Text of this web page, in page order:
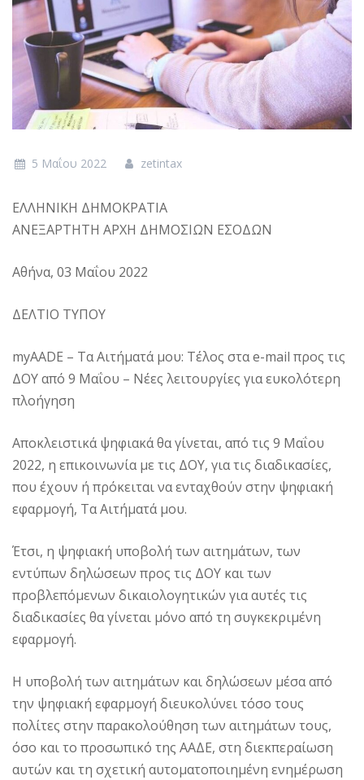
5 Μαΐου 2022 zetintax
ΕΛΛΗΝΙΚΗ ΔΗΜΟΚΡΑΤΙΑ
ΑΝΕΞΑΡΤΗΤΗ ΑΡΧΗ ΔΗΜΟΣΙΩΝ ΕΣΟΔΩΝ
Αθήνα, 03 Μαΐου 2022
ΔΕΛΤΙΟ ΤΥΠΟΥ
myAADE – Τα Αιτήματά μου: Τέλος στα e-mail προς τις
ΔΟΥ από 9 Μαΐου – Νέες λειτουργίες για ευκολότερη
πλοήγηση
Αποκλειστικά ψηφιακά θα γίνεται, από τις 9 Μαΐου
2022, η επικοινωνία με τις ΔΟΥ, για τις διαδικασίες,
που έχουν ή πρόκειται να ενταχθούν στην ψηφιακή
εφαρμογή, Τα Αιτήματά μου.
Έτσι, η ψηφιακή υποβολή των αιτημάτων, των
εντύπων δηλώσεων προς τις ΔΟΥ και των
προβλεπόμενων δικαιολογητικών για αυτές τις
διαδικασίες θα γίνεται μόνο από τη συγκεκριμένη
εφαρμογή.
Η υποβολή των αιτημάτων και δηλώσεων μέσα από
την ψηφιακή εφαρμογή διευκολύνει τόσο τους
πολίτες στην παρακολούθηση των αιτημάτων τους,
όσο και το προσωπικό της ΑΑΔΕ, στη διεκπεραίωση
αυτών και τη σχετική αυτοματοποιημένη ενημέρωση